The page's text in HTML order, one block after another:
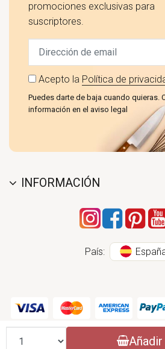
promociones exclusivas para
suscriptores.
Acepto la Política de
Puedes darte de baja cuando quieras.
información en el aviso legal
INFORMACIÓN
País:
CONASI 2004 - 2026 (CC) - ESPECIALISTAS EN